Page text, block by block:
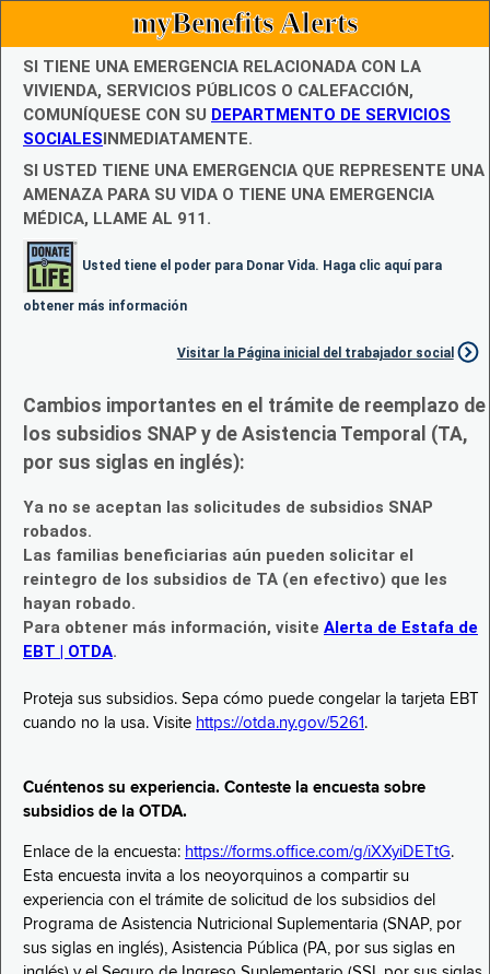
myBenefits Alerts
SI TIENE UNA EMERGENCIA RELACIONADA CON LA
VIVIENDA, SERVICIOS PÚBLICOS O CALEFACCIÓN,
COMUNÍQUESE CON SU DEPARTMENTO DE SERVICIOS
SOCIALESINMEDIATAMENTE.
SI USTED TIENE UNA EMERGENCIA QUE REPRESENTE UNA
AMENAZA PARA SU VIDA O TIENE UNA EMERGENCIA
MÉDICA, LLAME AL 911.
Usted tiene el poder para Donar Vida. Haga clic aquí para
obtener más información
Visitar la Página inicial del trabajador social
Cambios importantes en el trámite de reemplazo de
los subsidios SNAP y de Asistencia Temporal (TA,
por sus siglas en inglés):
Ya no se aceptan las solicitudes de subsidios SNAP
robados.
Las familias beneficiarias aún pueden solicitar el
reintegro de los subsidios de TA (en efectivo) que les
hayan robado.
Para obtener más información, visite Alerta de Estafa de
EBT | OTDA.
Proteja sus subsidios. Sepa cómo puede congelar la tarjeta EBT
cuando no la usa. Visite https://otda.ny.gov/5261 .
Cuéntenos su experiencia. Conteste la encuesta sobre
subsidios de la OTDA.
Enlace de la encuesta: https://forms.office.com/g/iXXyiDETtG.
Esta encuesta invita a los neoyorquinos a compartir su
experiencia con el trámite de solicitud de los subsidios del
Programa de Asistencia Nutricional Suplementaria (SNAP, por
sus siglas en inglés), Asistencia Pública (PA, por sus siglas en